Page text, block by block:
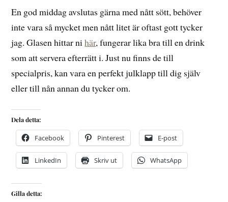
En god middag avslutas gärna med nått sött, behöver
inte vara så mycket men nått litet är oftast gott tycker
jag. Glasen hittar nihär, fungerar lika bra till en drink
som att servera efterrätt i. Just nu finns de till
specialpris, kan vara en perfekt julklapp till dig själv
eller till nån annan du tycker om.
Dela detta:
Facebook Pinterest E-post
LinkedIn Skriv ut WhatsApp
Gilla detta: